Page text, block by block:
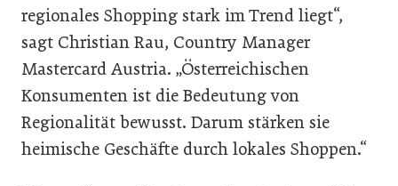
regionales Shopping stark im Trend liegt“,
sagt Christian Rau, Country Manager
Mastercard Austria. „Österreichischen
Konsumenten ist die Bedeutung von
Regionalität bewusst. Darum stärken sie
heimische Geschäfte durch lokales Shoppen.“